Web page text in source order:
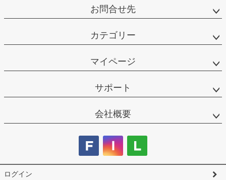
お問合せ先
カテゴリー
マイページ
サポート
会社概要
ログイン